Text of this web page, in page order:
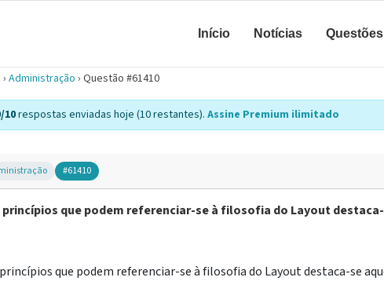
Início Notícias Questões
› Administração › Questão #61410
10respostas enviadas hoje (10 restantes). Assine Premium ilimitado
#61410
princípios que podem referenciar-se à filosofia do Layout
que podem referenciar-se à filosofia do Layout destaca-se